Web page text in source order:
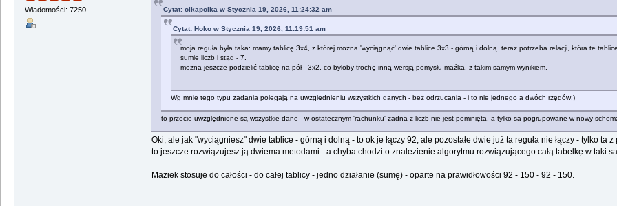
Wiadomości: 7250 Cytat: olkapolka w Stycznia 19, 2026, 11:24:32 am
Cytat: Hoko w Stycznia 19, 2026, 11:19:51 am
moja reguła była taka: mamy tablicę 3x4, z której można 'wyciągnąć' dwie tablice 3x3 - górną i dolną. teraz potrzeba relacji, która te
sumie liczb i stąd - 7.
można jeszcze podzielić tablicę na pół - 3x2, co byłoby trochę inną wersją pomysłu maźka, z takim samym wynikiem.
Wg mnie tego typu zadania polegają na uwzględnieniu wszystkich danych - bez odrzucania - i to nie jednego a dwóch rzędów;)
to przecie uwzględnione są wszystkie dane - w ostatecznym 'rachunku' żadna z liczb nie jest pominięta, a tylko sa pogrupowane w nowy
Oki, ale jak "wyciągniesz" dwie tablice - górną i dolną - to ok je łączy 92, ale pozostałe dwie już ta reguła nie łączy - tylko
to jeszcze rozwiązujesz ją dwiema metodami - a chyba chodzi o znalezienie algorytmu rozwiązującego całą tabelkę w taki
Maziek stosuje do całości - do całej tablicy - jedno działanie (sumę) - oparte na prawidłowości 92 - 150 - 92 - 150.